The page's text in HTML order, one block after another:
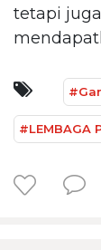
tetapi
#LEMBAGA